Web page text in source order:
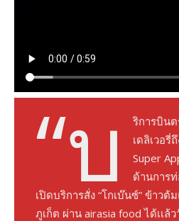
“บ
ริการบินต
เดลิเวอ
Super
ด้านการ
เปิดบริการสั่ง “โกเบ๊นซ์” ข้าว
ภูเก็ต ผ่าน airasia food ได้เเล้